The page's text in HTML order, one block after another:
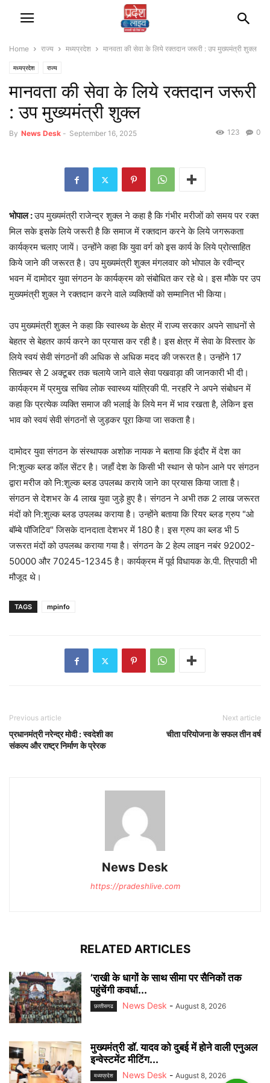
Home राज्‍य मध्यप्रदेश मानवता की सेवा के लिये रक्तदान जरूरी : उप मुख्यमंत्री शुक्ल
मध्यप्रदेश राज्‍य
मानवता की सेवा के लिये रक्तदान जरूरी
: उप मुख्यमंत्री शुक्ल
By News Desk - September 16, 2025 0
123
भोपाल :उप मुख्यमंत्री राजेन्द्र शुक्ल ने कहा है कि गंभीर मरीजों को समय पर रक्त
मिल सके इसके लिये जरूरी है कि समाज में रक्तदान करने के लिये जगरूकता
कार्यक्रम चलाए जायें। उन्होंने कहा‍ कि युवा वर्ग को इस कार्य के लिये प्रोत्साहित
किये जाने की जरूरत है। उप मुख्यमंत्री शुक्ल मंगलवार को भोपाल के रवीन्द्र
भवन में दामोदर युवा संगठन के कार्यक्रम को संबोधित कर रहे थे। इस मौके पर उप
मुख्यमंत्री शुक्ल ने रक्तदान करने वाले व्यक्तियों को सम्मानित भी किया।
उप मुख्यमंत्री शुक्ल ने कहा कि स्वास्थ्य के क्षेत्र में राज्य सरकार अपने साधनों से
बेहतर से बेहतर कार्य करने का प्रयास कर रही है। इस क्षेत्र में सेवा के विस्तार के
लिये स्वयं सेवी संगठनों की अधिक से अधिक मदद की जरूरत है। उन्होंने 17
सितम्बर से 2 अक्टूबर तक चलाये जाने वाले सेवा पखवाड़ा की जानकारी भी दी।
कार्यक्रम में प्रमुख सचिव लोक स्वास्थ्य यांत्रिकी पी. नरहरि ने अपने संबोधन में
कहा‍ कि प्रत्येक व्यक्ति समाज की भलाई के लिये मन में भाव रखता है, लेकिन इस
भाव को स्वयं सेवी संगठनों से जुड़कर पूरा किया जा सकता है।
दामोदर युवा संगठन के संस्थापक अशोक नायक ने बताया कि इंदौर में देश का
नि:शुल्क ब्लड कॉल सेंटर है। जहाँ देश के किसी भी स्थान से फोन आने पर संगठन
द्वारा मरीज को नि:शुल्क ब्लड उपलब्ध कराये जाने का प्रयास किया जाता है।
संगठन से देशभर के 4 लाख युवा जुड़े हुए है। संगठन ने अभी तक 2 लाख जरूरत
मंदों को नि:शुल्क ब्लड उपलब्ध कराया है। उन्होंने बताया कि रियर ब्लड ग्रुप "ओ
बॉम्बे पॉजिटिव" जिसके दानदाता देशभर में 180 है। इस ग्रुप का ब्लड भी 5
जरूरत मंदों को उपलब्ध कराया गया है। संगठन के 2 हेल्प लाइन नबंर 92002-
50000 और 70245-12345 है। कार्यक्रम में पूर्व विधायक के.पी. त्रिपाठी भी
मौजूद थे।
TAGS mpinfo
Previous article
प्रधानमंत्री नरेन्द्र मोदी : स्वदेशी का
संकल्प और राष्ट्र निर्माण के प्रेरक
Next article
चीता परियोजना के सफल तीन वर्ष
News Desk
https://pradeshlive.com
RELATED ARTICLES
’राखी के धागों के साथ सीमा पर सैनिकों तक
पहुंचेंगी कवर्धा...
छत्‍तीसगढ News Desk - August 8, 2026
मुख्यमंत्री डॉ. यादव को दुबई में होने वाली एनुअल
इन्वेस्टमेंट मीटिंग...
मध्यप्रदेश News Desk - August 8, 2026